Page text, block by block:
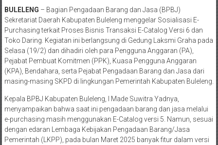
BULELENG – Bagian Pengadaan Barang dan Jasa (BPBJ)
Sekretariat Daerah Kabupaten Buleleng menggelar Sosialisasi E-
Purchasing terkait Proses Bisnis Transaksi E-Catalog Versi 6 dan
Toko Daring. Kegiatan ini berlangsung di Gedung Laksmi Graha pada
Selasa (19/2) dan dihadiri oleh para Pengguna Anggaran (PA),
Pejabat Pembuat Komitmen (PPK), Kuasa Pengguna Anggaran
(KPA), Bendahara, serta Pejabat Pengadaan Barang dan Jasa dari
masing-masing SKPD di lingkungan Pemerintah Kabupaten Buleleng.
Kepala BPBJ Kabupaten Buleleng, I Made Suwitra Yadnya,
menyampaikan bahwa saat ini pengadaan barang dan jasa melalui
e-purchasing masih menggunakan E-Catalog versi 5. Namun, sesuai
dengan edaran Lembaga Kebijakan Pengadaan Barang/Jasa
Pemerintah (LKPP), pada bulan Maret 2025 banyak fitur dalam versi